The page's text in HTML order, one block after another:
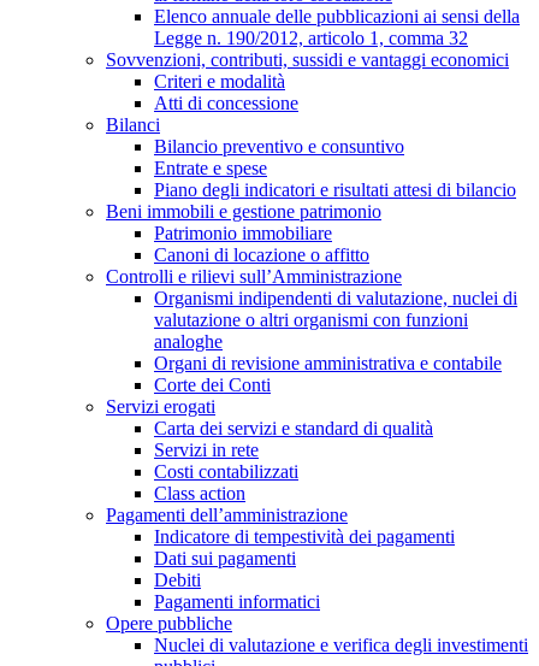
Elenco annuale delle pubblicazioni ai sensi della
Legge n. 190/2012, articolo 1, comma 32
Sovvenzioni, contributi, sussidi e vantaggi economici
Criteri e modalità
Atti di concessione
Bilanci
Bilancio preventivo e consuntivo
Entrate e spese
Piano degli indicatori e risultati attesi di bilancio
Beni immobili e gestione patrimonio
Patrimonio immobiliare
Canoni di locazione o affitto
Controlli e rilievi sull’Amministrazione
Organismi indipendenti di valutazione, nuclei di
valutazione o altri organismi con funzioni
analoghe
Organi di revisione amministrativa e contabile
Corte dei Conti
Servizi erogati
Carta dei servizi e standard di qualità
Servizi in rete
Costi contabilizzati
Class action
Pagamenti dell’amministrazione
Indicatore di tempestività dei pagamenti
Dati sui pagamenti
Debiti
Pagamenti informatici
Opere pubbliche
Nuclei di valutazione e verifica degli investimenti